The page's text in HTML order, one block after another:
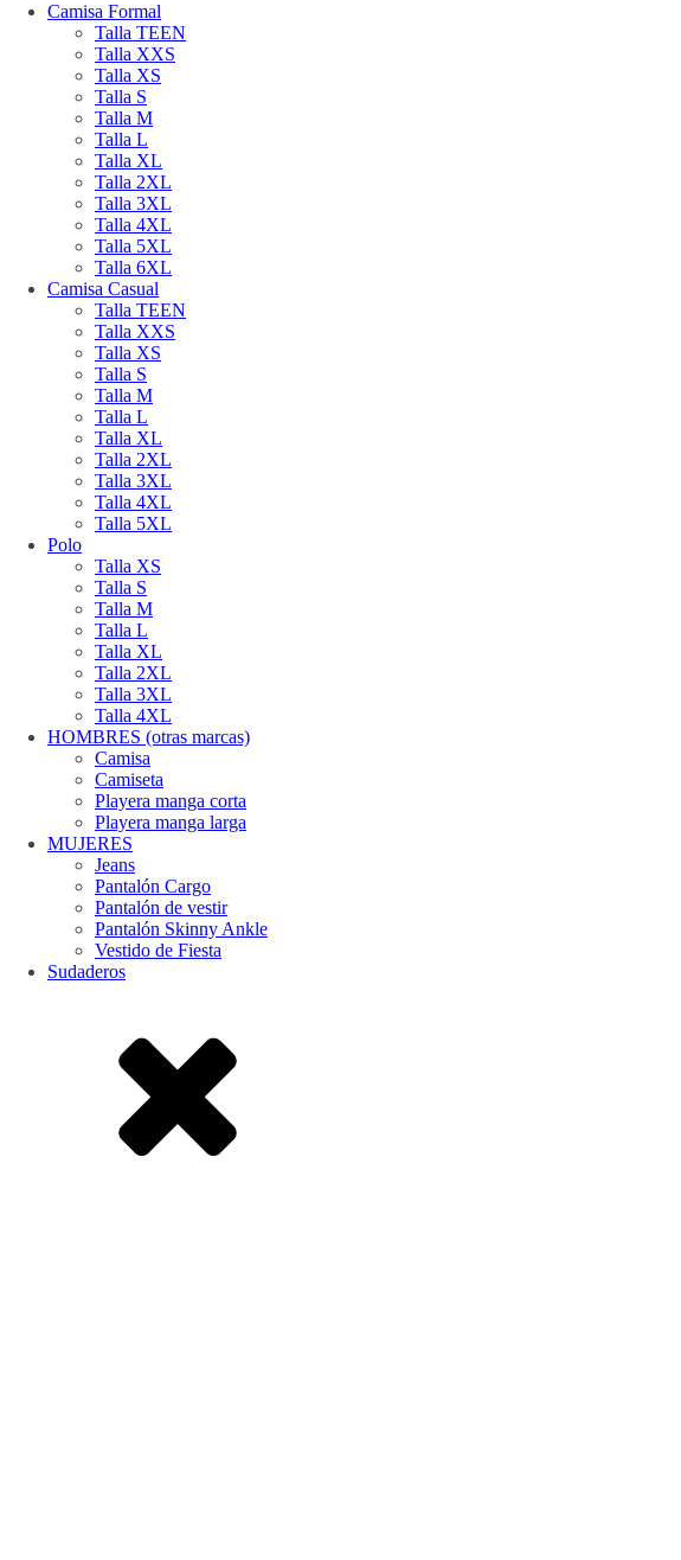
Camisa Formal
Talla TEEN
Talla XXS
Talla XS
Talla S
Talla M
Talla L
Talla XL
Talla 2XL
Talla 3XL
Talla 4XL
Talla 5XL
Talla 6XL
Camisa Casual
Talla TEEN
Talla XXS
Talla XS
Talla S
Talla M
Talla L
Talla XL
Talla 2XL
Talla 3XL
Talla 4XL
Talla 5XL
Polo
Talla XS
Talla S
Talla M
Talla L
Talla XL
Talla 2XL
Talla 3XL
Talla 4XL
HOMBRES (otras marcas)
Camisa
Camiseta
Playera manga corta
Playera manga larga
MUJERES
Jeans
Pantalón Cargo
Pantalón de vestir
Pantalón Skinny Ankle
Vestido de Fiesta
Sudaderos